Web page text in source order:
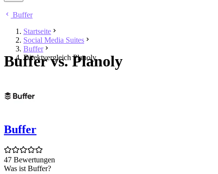
Buffer
Startseite
Social Media Suites
Buffer
Direktvergleich Planoly
Buffer vs. Planoly
Buffer
47 Bewertungen
Was ist Buffer?